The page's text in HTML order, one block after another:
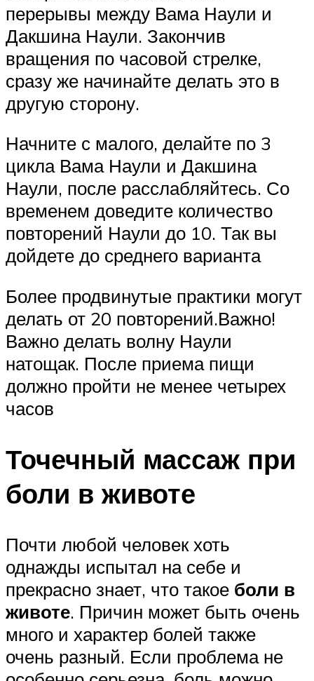
перерывы между Вама Наули и
Дакшина Наули. Закончив
вращения по часовой стрелке,
сразу же начинайте делать это в
другую сторону.
Начните с малого, делайте по 3
цикла Вама Наули и Дакшина
Наули, после расслабляйтесь. Со
временем доведите количество
повторений Наули до 10. Так вы
дойдете до среднего варианта
Более продвинутые практики могут
делать от 20 повторений.Важно!
Важно делать волну Наули
натощак. После приема пищи
должно пройти не менее четырех
часов
Точечный массаж при
боли в животе
Почти любой человек хоть
однажды испытал на себе и
прекрасно знает, что такое боли в
животе. Причин может быть очень
много и характер болей также
очень разный. Если проблема не